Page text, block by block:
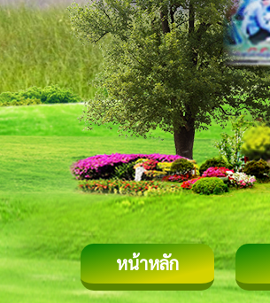
หน้าหลัก